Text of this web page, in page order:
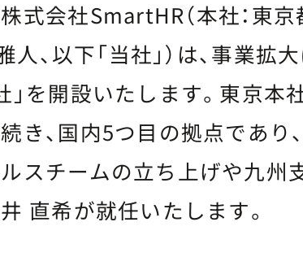
式会社SmartHR（本社：東
人、以下「当社」）は、事業
」を開設いたします。東京本
き、国内5つ目の拠点であり
スチームの立ち上げや九州
直希が就任いたします。